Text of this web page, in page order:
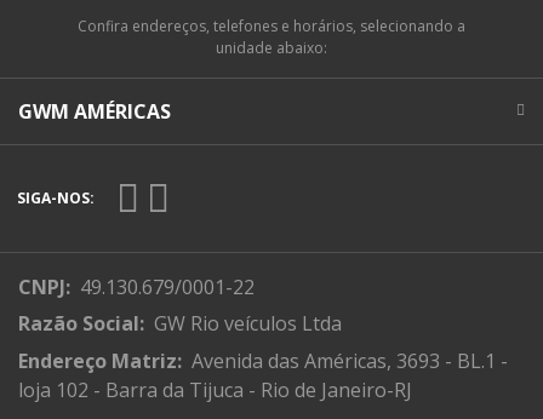
Confira endereços, telefones e horários, selecionando a
unidade abaixo:
GWM AMÉRICAS
SIGA-NOS:
CNPJ: 49.130.679/0001-22
Razão Social: GW Rio veículos Ltda
Endereço Matriz: Avenida das Américas, 3693 - BL.1 -
loja 102 - Barra da Tijuca - Rio de Janeiro-RJ